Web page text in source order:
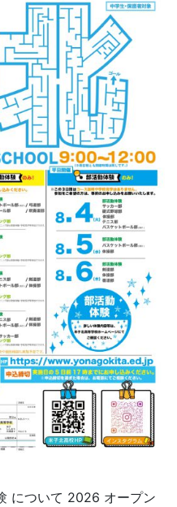
について 2026 オープン